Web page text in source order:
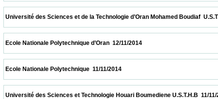
Université des Sciences et de la Technologie d’Oran Mohamed
Ecole Nationale Polytechnique d’Oran  12/11/2014
Ecole Nationale Polytechnique  11/11/2014
Université des Sciences et Technologie Houari Boumediene